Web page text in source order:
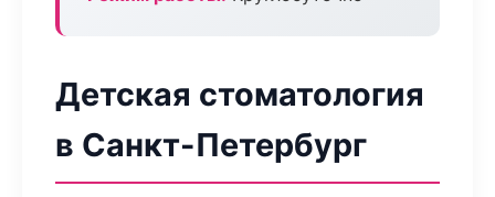
Детская стоматология
в Санкт-Петербург